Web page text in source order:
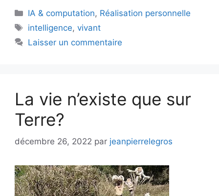
Catégories
IA & computation, Réalisation personnelle
Étiquettes
intelligence,vivant
Laisser un commentaire
La vie n’existe que sur
Terre?
décembre 26, 2022 par jeanpierrelegros